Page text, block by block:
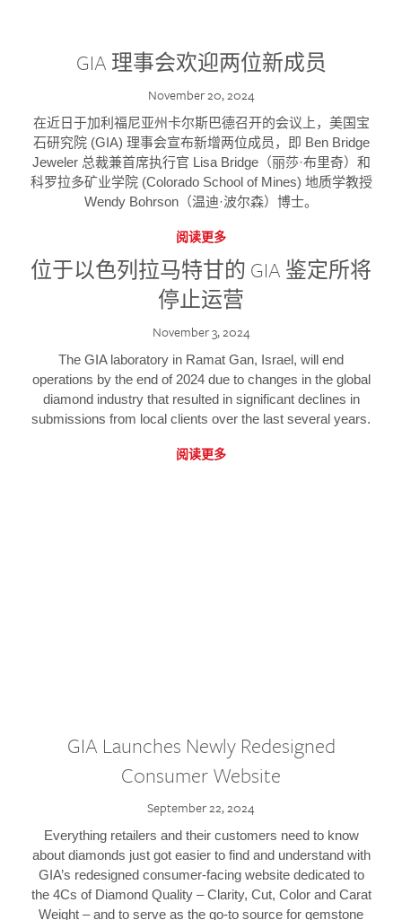
GIA 理事会欢迎两位新成员
November 20, 2024
在近日于加利福尼亚州卡尔斯巴德召开的会议上，美国宝
石研究院 (GIA) 理事会宣布新增两位成员，即 Ben Bridge
Jeweler 总裁兼首席执行官 Lisa Bridge（丽莎·布里奇）和
科罗拉多矿业学院 (Colorado School of Mines) 地质学教授
Wendy Bohrson（温迪·波尔森）博士。
阅读更多
位于以色列拉马特甘的 GIA 鉴定所将
停止运营
November 3, 2024
The GIA laboratory in Ramat Gan, Israel, will end
operations by the end of 2024 due to changes in the global
diamond industry that resulted in significant declines in
submissions from local clients over the last several years.
阅读更多
GIA Launches Newly Redesigned
Consumer Website
September 22, 2024
Everything retailers and their customers need to know
about diamonds just got easier to find and understand with
GIA’s redesigned consumer-facing website dedicated to
the 4Cs of Diamond Quality – Clarity, Cut, Color and Carat
Weight – and to serve as the go-to source for gemstone